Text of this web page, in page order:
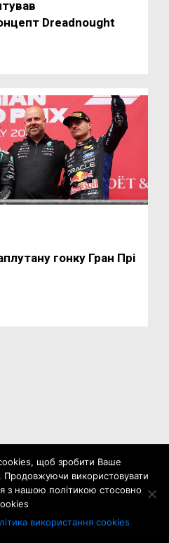
Dreadnought
гонку Гран Прі
щоб зробити Ваше
використовувати
з нашою політикою стосовно
використання cookies